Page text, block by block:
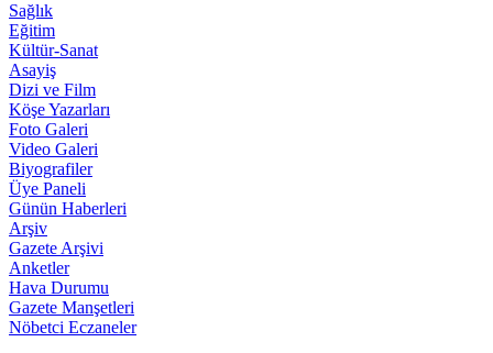
Sağlık
Eğitim
Kültür-Sanat
Asayiş
Dizi ve Film
Köşe Yazarları
Foto Galeri
Video Galeri
Biyografiler
Üye Paneli
Günün Haberleri
Arşiv
Gazete Arşivi
Anketler
Hava Durumu
Gazete Manşetleri
Nöbetci Eczaneler